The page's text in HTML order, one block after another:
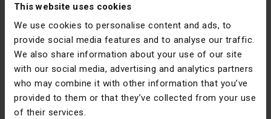
This website uses cookies
We use cookies to personalise content and ads, to
provide social media features and to analyse our traffic.
We also share information about your use of our site
with our social media, advertising and analytics partners
who may combine it with other information that you’ve
provided to them or that they’ve collected from your use
of their services.
Liczba
przełączania
3
Rodzaj
elementu
wykonawczego
Krótka
rączka
obrotowa
Z
tak
Electric
Polska
Adres
02-673
Warszawa
12 Polska